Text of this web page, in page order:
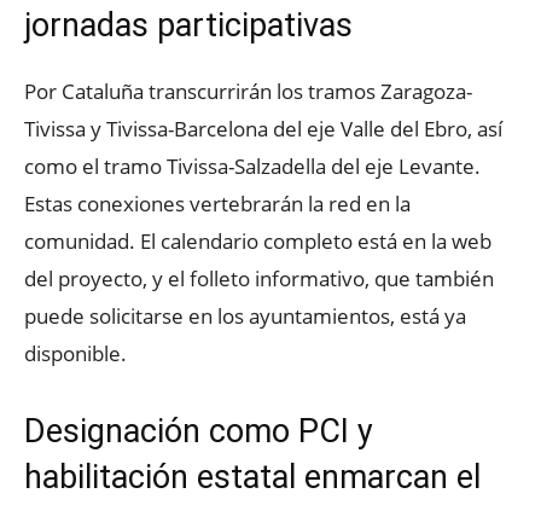
jornadas participativas
Por Cataluña transcurrirán los tramos Zaragoza-
Tivissa y Tivissa-Barcelona del eje Valle del Ebro, así
como el tramo Tivissa-Salzadella del eje Levante.
Estas conexiones vertebrarán la red en la
comunidad. El calendario completo está en la web
del proyecto, y el folleto informativo, que también
puede solicitarse en los ayuntamientos, está ya
disponible.
Designación como PCI y
habilitación estatal enmarcan el